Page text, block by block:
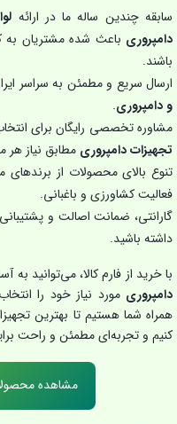
سابقه چندین ساله ما در ارائه
دامپروری باعث شده مشتریان به
باشند.
ارسال سریع و مطمئن به سراسر
و دامپروری.
مشاوره تخصصی رایگان برای
تجهیزات دامپروری مطابق نیاز هر
تنوع بالای محصولات از
فعالیت کشاورزی و باغبانی.
گارانتی، ضمانت اصالت و
داشته باشید.
با خرید از فارم کالا، می‌توانید به
دامپروری مورد نیاز خود را
همراه شما هستیم تا بهترین
کنیم و تجربه‌ای مطمئن و راحت
مشاهده